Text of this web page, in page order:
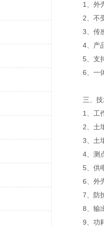
1、外壳
2、不受
3、传感
4、产品
5、支持
6、一体
三、技
1、工
2、土壤
3、土壤
4、测点
5、供电
6、外壳
7、防护
8、输出
9、功耗